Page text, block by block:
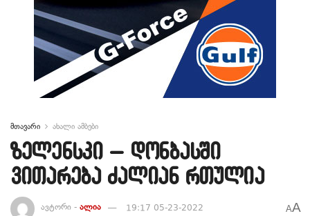
მთავარი ახალი ამბები
ზელენსკი – დონბასში
ვითარება ძალიან რთულია
ავტორი - ალია 19:17 05-23-2022 AA